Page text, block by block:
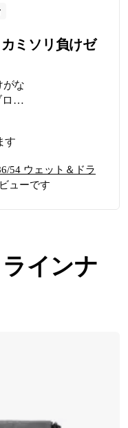
ミソリ負けゼ
がな
ー
プ
ト
が
手
，
れ
る
て
無
，
。
て
す
54 ウェット＆ドラ
ューです
インナ